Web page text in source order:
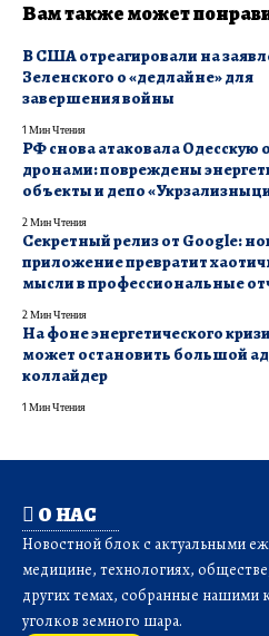
Вам также может
В США отреагировали на
Зеленского о «дедлайне» для
завершения войны
1 Мин Чтения
РФ снова атаковала Одесскую
дронами: повреждены
объекты и депо
2 Мин Чтения
Секретный релиз от Google:
приложение превратит
мысли в профессиональные
2 Мин Чтения
На фоне энергетического
может остановить большой
коллайдер
1 Мин Чтения
О НАС
Новостной блок с актуальными
медицине, технологиях,
других темах, собранные нашими
уголков земного шара.